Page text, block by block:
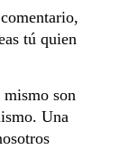
tú quien
mismo son
Una